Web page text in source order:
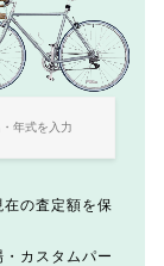
の査定額を保
カスタムパー